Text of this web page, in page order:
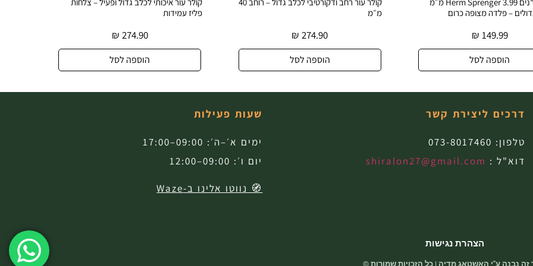
– פלדה מצופה כרום
149.99
₪
הוספה לסל
מ״מ
274.90
₪
הוספה לסל
פליז עמידות
274.90
₪
הוספה לסל
דרכים ליצירת קשר
טלפון: 073-8017460
דוא"ל : shiralon27@gmail.com
שעות פעילות
ימים א׳–ה׳: 09:00–17:00
יום ו׳: 09:00–12:00
🧭 נווטו אלינו ב-Waze
הצהרת נגישות
זה נבנה ע"י האשטאג מדיה | כל הזכויות שמורות ©